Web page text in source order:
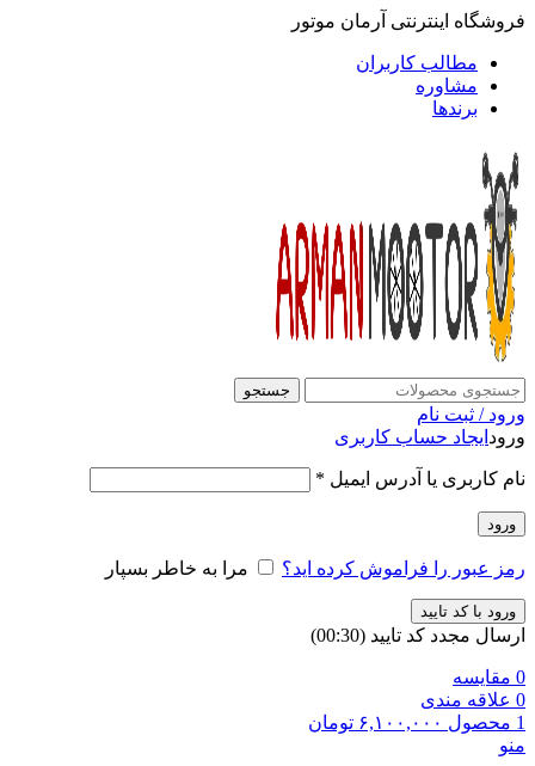
فروشگاه اینترنتی آرمان موتور
مطالب کاربران
مشاوره
برندها
جستجو
ورود / ثبت نام
ورود ایجاد حساب کاربری
نام کاربری یا آدرس ایمیل *
ورود
رمز عبور را فراموش کرده اید؟ مرا به خاطر بسپار
ورود با کد تایید
ارسال مجدد کد تایید (00:
30
)
0 مقایسه
0 علاقه مندی
1 محصول ۶,۱۰۰,۰۰۰ تومان
منو